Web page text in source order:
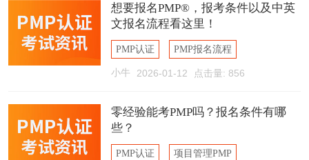
想要报名PMP®，报考条件以及中英
文报名流程看这里！
PMP认证 PMP报名流程
PMP报考条件
小牛 2026-01-12 点击量: 856
零经验能考PMP吗？报名条件有哪
些？
PMP认证 项目管理PMP